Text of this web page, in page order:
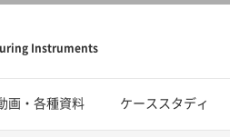
Instruments
画・各種資料 ケーススタディ